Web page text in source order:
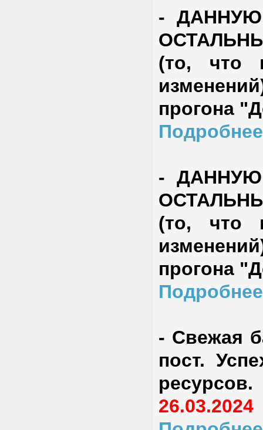
-
(то, что
прогона
Подробнее
-
(то, что
прогона
Подробнее
- Свежая
пост.
26.03.2024